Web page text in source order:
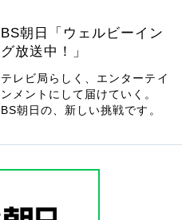
BS朝日「ウェルビーイン
グ放送中！」
テレビ局らしく、エンターテイ
ンメントにして届けていく。
BS朝日の、新しい挑戦です。